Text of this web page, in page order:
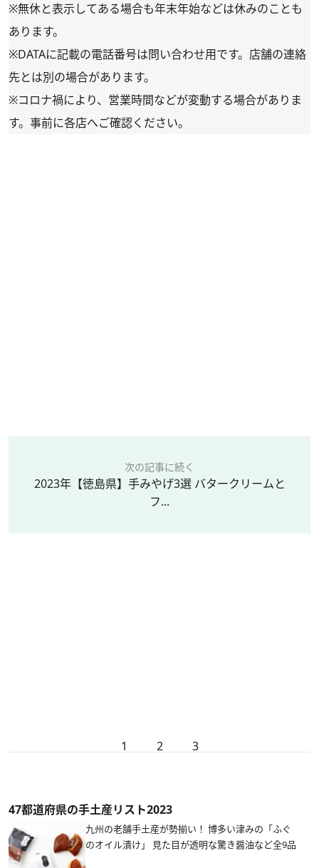
※無休と表示してある場合も年末年始などは休みのことも
あります。
※DATAに記載の電話番号は問い合わせ用です。店舗の連絡
先とは別の場合があります。
※コロナ禍により、営業時間などが変動する場合がありま
す。事前に各店へご確認ください。
次の記事に続く
2023年【徳島県】手みやげ3選 バタークリームと
フ...
1 2 3
47都道府県の手土産リスト2023
九州の老舗手土産が勢揃い！ 博多い津みの「ふぐ
のオイル漬け」 見た目が透明な驚き醤油など全9品